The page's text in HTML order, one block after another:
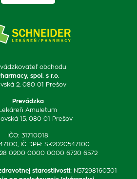
obchodu
spol. s r.o.
2, 080 01 Prešov
Prevádzka
Lekáreň Amuletum
15, 080 01 Prešov
IČO: 31710018
IČ DPH: SK2020547100
0200 0000 0000 6720 6572
starostlivosti: N57298160301